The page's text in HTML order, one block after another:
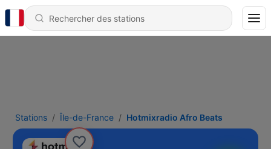
Stations Île-de-France Hotmixradio Afro Beats